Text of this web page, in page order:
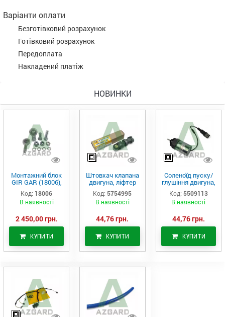
Варіанти оплати
Безготівковий розрахунок
Готівковий розрахунок
Передоплата
Накладений платіж
НОВИНКИ
Монтажний блок
GIR GAR (18006),
Аналог
Код: 18006
В наявності
2 450,00 грн.
КУПИТИ
Штовхач клапана
двигуна, ліфтер
(575-4995)
Код: 5754995
В наявності
44,76 грн.
КУПИТИ
Соленоїд пуску/
глушіння двигуна,
актуатор (550-
9113)
Код: 5509113
В наявності
44,76 грн.
КУПИТИ